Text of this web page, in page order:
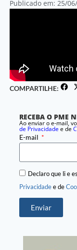
Publicado em: 25/
COMPARTILHE:
RECEBA O PME
Ao enviar o e-mail,
de Privacidadee de
E-mail
Declaro que li e
Privacidadee de
Enviar